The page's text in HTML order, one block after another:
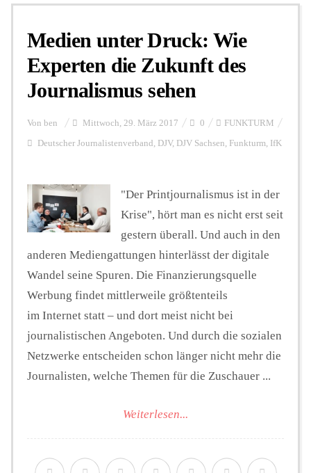
Personalien
Hintergrund
FUNKTURM-Beiträge
Podcast
Seminare
Unterstützen
Medien unter Druck: Wie
Experten die Zukunft des
Journalismus sehen
Von ben Mittwoch, 29. März 2017 0 FUNKTURM
Deutscher Journalistenverband , DJV, DJV Sachsen, Funkturm, IfK
"Der Printjournalismus ist in der
Krise", hört man es nicht erst seit
gestern überall. Und auch in den
anderen Mediengattungen hinterlässt der digitale
Wandel seine Spuren. Die Finanzierungsquelle
Werbung findet mittlerweile größtenteils
im Internet statt – und dort meist nicht bei
journalistischen Angeboten. Und durch die sozialen
Netzwerke entscheiden schon länger nicht mehr die
Journalisten, welche Themen für die Zuschauer ...
Weiterlesen...